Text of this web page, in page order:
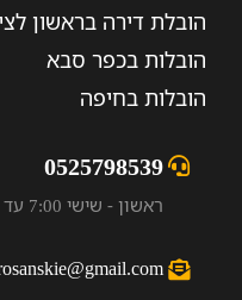
הובלת דירה בראשון
הובלות בכפר סבא
הובלות בחיפה
0525798539
ראשון - שישי 7:00 עד 17:00